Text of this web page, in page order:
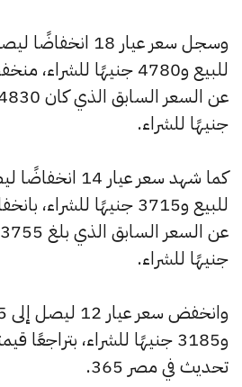
جنيهًا للشراء.
جنيهًا للشراء.
تحديث في مصر 365.